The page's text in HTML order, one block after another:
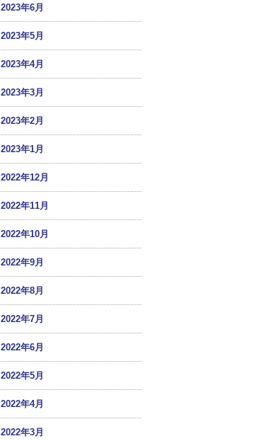
2023年6月
2023年5月
2023年4月
2023年3月
2023年2月
2023年1月
2022年12月
2022年11月
2022年10月
2022年9月
2022年8月
2022年7月
2022年6月
2022年5月
2022年4月
2022年3月